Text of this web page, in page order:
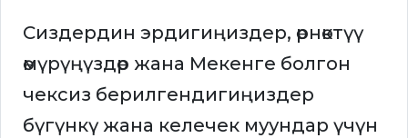
Сиздердин эрдигиңиздер, өрнөктүү
өмүрүңүздөр жана Мекенге болгон
чексиз берилгендигиңиздер
бүгүнкү жана келечек муундар үчүн